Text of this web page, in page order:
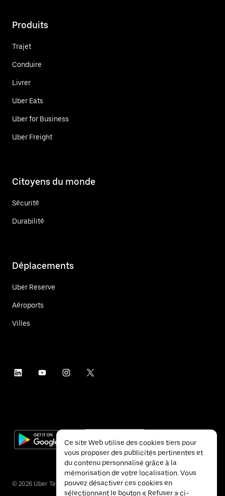
Produits
Trajet
Conduire
Livrer
Uber Eats
Uber for Business
Uber Freight
Citoyens du monde
Sécurité
Durabilité
Déplacements
Uber Reserve
Aéroports
Villes
© 2026 Uber Technologies Inc.
Ce site Web utilise des cookies tiers pour
vous proposer des publicités pertinentes et
du contenu personnalisé grâce à la
mémorisation de votre localisation. Vous
pouvez désactiver ces cookies en
sélectionnant le bouton « Refuser » ci-